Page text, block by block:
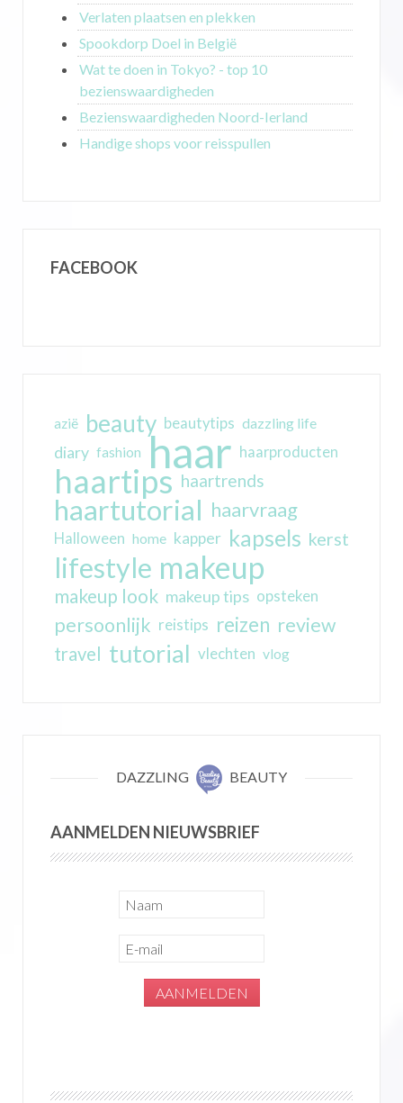
Verlaten plaatsen en plekken
Spookdorp Doel in België
Wat te doen in Tokyo? - top 10
bezienswaardigheden
Bezienswaardigheden Noord-Ierland
Handige shops voor reisspullen
FACEBOOK
azië beauty beautytips dazzling life
diary fashion haar haarproducten
haartips haartrends
haartutorial haarvraag
Halloween home kapper kapsels kerst
lifestyle makeup
makeup look makeup tips opsteken
persoonlijk reistips reizen review
travel tutorial vlechten vlog
DAZZLING BEAUTY
AANMELDEN NIEUWSBRIEF